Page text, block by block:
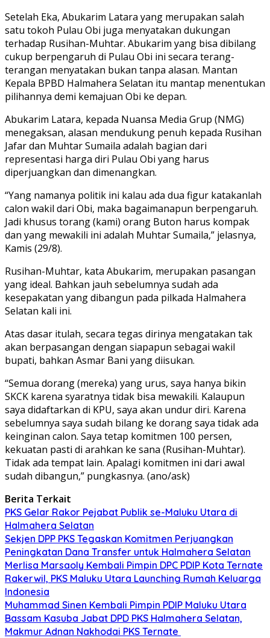
Setelah Eka, Abukarim Latara yang merupakan salah
satu tokoh Pulau Obi juga menyatakan dukungan
terhadap Rusihan-Muhtar. Abukarim yang bisa dibilang
cukup berpengaruh di Pulau Obi ini secara terang-
terangan menyatakan bukan tanpa alasan. Mantan
Kepala BPBD Halmahera Selatan itu mantap menentukan
pilihannya demi kemajuan Obi ke depan.
Abukarim Latara, kepada Nuansa Media Grup (NMG)
menegaksan, alasan mendukung penuh kepada Rusihan
Jafar dan Muhtar Sumaila adalah bagian dari
representasi harga diri Pulau Obi yang harus
diperjuangkan dan dimenangkan.
“Yang namanya politik ini kalau ada dua figur katakanlah
calon wakil dari Obi, maka bagaimanapun berpengaruh.
Jadi khusus torang (kami) orang Buton harus kompak
dan yang mewakili ini adalah Muhtar Sumaila,” jelasnya,
Kamis (29/8).
Rusihan-Muhtar, kata Abukarim, merupakan pasangan
yang ideal. Bahkan jauh sebelumnya sudah ada
kesepakatan yang dibangun pada pilkada Halmahera
Selatan kali ini.
Atas dasar itulah, secara tegas dirinya mengatakan tak
akan berpasangan dengan siapapun sebagai wakil
bupati, bahkan Asmar Bani yang diisukan.
“Semua dorang (mereka) yang urus, saya hanya bikin
SKCK karena syaratnya tidak bisa mewakili. Kalaupun
saya didaftarkan di KPU, saya akan undur diri. Karena
sebelumnya saya sudah bilang ke dorang saya tidak ada
keinginan calon. Saya tetap komitmen 100 persen,
kekuatan pasti di arahkan ke sana (Rusihan-Muhtar).
Tidak ada tempat lain. Apalagi komitmen ini dari awal
sudah dibangun,” pungkasnya. (ano/ask)
Berita Terkait
PKS Gelar Rakor Pejabat Publik se-Maluku Utara di
Halmahera Selatan
Sekjen DPP PKS Tegaskan Komitmen Perjuangkan
Peningkatan Dana Transfer untuk Halmahera Selatan
Merlisa Marsaoly Kembali Pimpin DPC PDIP Kota Ternate
Rakerwil, PKS Maluku Utara Launching Rumah Keluarga
Indonesia
Muhammad Sinen Kembali Pimpin PDIP Maluku Utara
Bassam Kasuba Jabat DPD PKS Halmahera Selatan,
Makmur Adnan Nakhodai PKS Ternate